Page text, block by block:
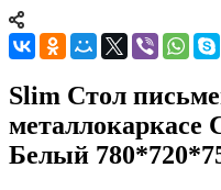
Slim Стол
Белый